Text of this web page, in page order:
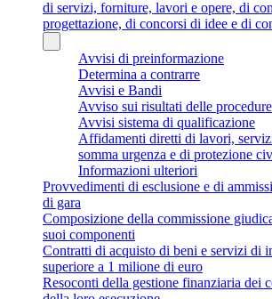
di servizi, forniture, lavori e opere, di
progettazione, di concorsi di idee e di
Avvisi di preinformazione
Determina a contrarre
Avvisi e Bandi
Avviso sui risultati delle
Avvisi sistema di qualificazione
Affidamenti diretti di lavori,
somma urgenza e di protezione
Informazioni ulteriori
Provvedimenti di esclusione e di
di gara
Composizione della commissione
suoi componenti
Contratti di acquisto di beni e servizi di
superiore a 1 milione di euro
Resoconti della gestione finanziaria dei